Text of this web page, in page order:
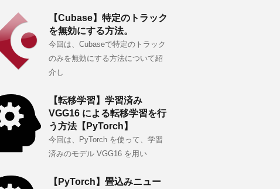
【Cubase】特定のトラック
を無効にする方法。
今回は、Cubaseで特定のトラック
のみを無効にする方法について紹
介し
【転移学習】学習済み
VGG16 による転移学習を行
う方法【PyTorch】
今回は、PyTorch を使って、学習
済みのモデル VGG16 を用い
【PyTorch】畳込みニュー